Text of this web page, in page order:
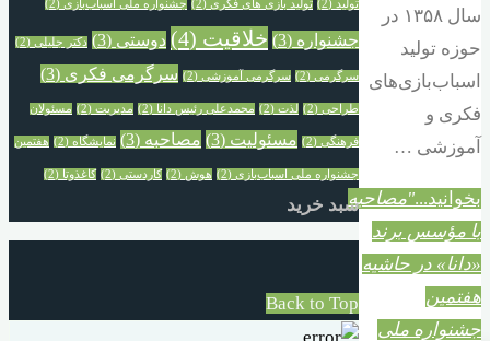
سال ۱۳۵۸ در
حوزه تولید
اسباب‌بازی‌های
فکری و
آموزشی …
بخوانید..."مصاحبه
با مؤسس برند
«دانا» در حاشیه
هفتمین
جشنواره ملی
تولید (2) تولید بازی های فکری (2) جشنواره ملی اسباب‌بازی (2)
جشنواره‌ (3) خلاقیت (4) دوستی (3) دکتر جلیلی (2)
سرگرمی (2) سرگرمی آموزشی (2) سرگرمی فکری (3)
طراحی (2) لذت (2) محمدعلی رئیس دانا (2) مدیریت (2) مسئولان
فرهنگی (2) مسئولیت (3) مصاحبه (3) نمایشگاه (2) هفتمین
جشنواره ملی اسباب‌بازی (2) هوش (2) کاردستی (2) کاغذوتا (2)
سبد خرید
Back to Top